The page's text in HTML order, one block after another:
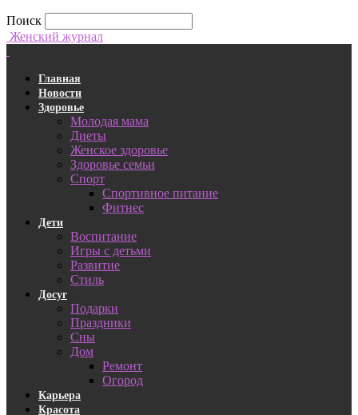
Поиск
Женский журнал
Главная
Новости
Здоровье
Молодая мама
Диеты
Женское здоровье
Здоровье семьи
Спорт
Спортивное питание
Фитнес
Дети
Воспитание
Игры с детьми
Развитие
Стиль
Досуг
Подарки
Праздники
Сны
Дом
Ремонт
Огород
Карьера
Красота